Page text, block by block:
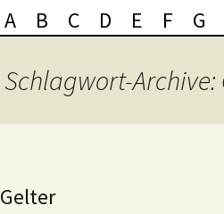
A B C D E F G
Schlagwort-Archive:
Gelter